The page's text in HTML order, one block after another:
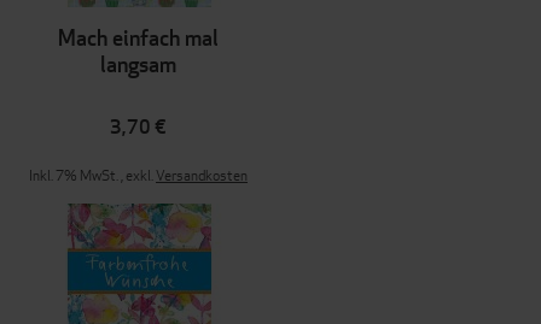
Mach einfach mal
langsam
3,70 €
Inkl. 7% MwSt.,exkl.Versandkosten